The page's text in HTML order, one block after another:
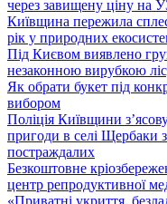
через завищену ціну на
Київщина пережила
рік у природних
Під Києвом виявлено
незаконною вирубкою
Як обрати букет під
вибором
Поліція Київщини
пригоди в селі Щербаки
постраждалих
Безкоштовне
центр репродуктивної